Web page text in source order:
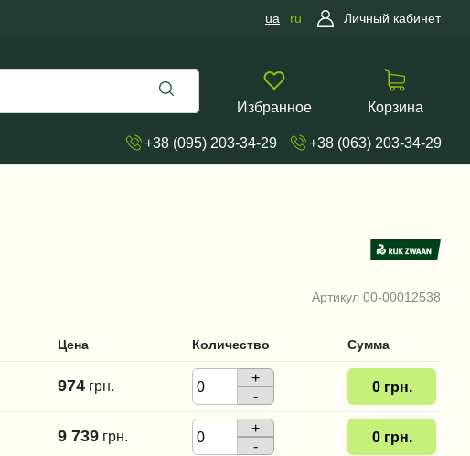
ua ru Личный кабинет
Избранное Корзина
+38 (095) 203-34-29 +38 (063) 203-34-29
Артикул 00-00012538
Цена Количество Сумма
974 грн.
+
-
0 грн.
9 739 грн.
+
-
0 грн.